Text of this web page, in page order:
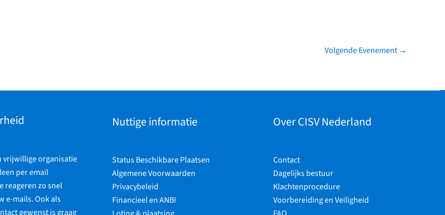
Volgende Evenement →
vrijwillige organisatie
per email
reageren zo snel
e-mails. Ook als
gewenst is graag
Nuttige informatie
Status Beschikbare Plaatsen
Algemene Voorwaarden
Privacybeleid
Financieel en ANBI
Over CISV Nederland
Contact
Dagelijks bestuur
Klachtenprocedure
Voorbereiding en Veiligheid